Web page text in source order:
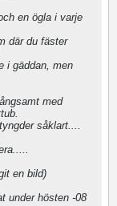
en ögla i varje
där du fäster
i gäddan, men
med
såklart....
en bild)
under hösten -08